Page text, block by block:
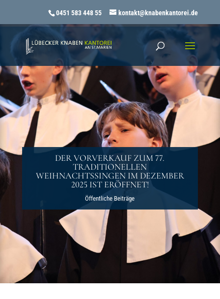
0451 583 448 55 kontakt@knabenkantorei.de
DER VORVERKAUF ZUM 77.
TRADITIONELLEN
WEIHNACHTSSINGEN IM DEZEMBER
2025 IST ERÖFFNET!
Öffentliche Beiträge